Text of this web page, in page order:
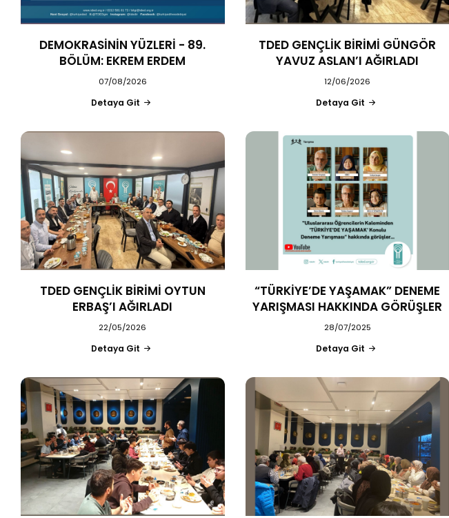
DEMOKRASİNİN YÜZLERİ - 89.
BÖLÜM: EKREM ERDEM
07/08/2026
Detaya Git
TDED GENÇLİK BİRİMİ GÜNGÖR
YAVUZ ASLAN’I AĞIRLADI
12/06/2026
Detaya Git
TDED GENÇLİK BİRİMİ OYTUN
ERBAŞ’I AĞIRLADI
22/05/2026
Detaya Git
“TÜRKİYE’DE YAŞAMAK” DENEME
YARIŞMASI HAKKINDA GÖRÜŞLER
28/07/2025
Detaya Git